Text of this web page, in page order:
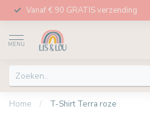
Vanaf € 90 GRATIS verzending
MENU
Home / T-Shirt Terra roze